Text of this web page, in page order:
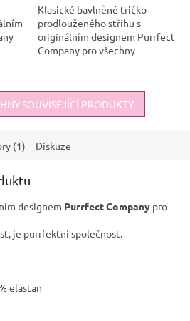
Klasické bavlněné tričko
prodlouženého střihu s
originálním designem Purrfect
Company pro všechny
společnost.
SOUVISEJÍCÍ PRODUKTY
(1) Diskuze
designem Purrfect Company pro
je purrfektní společnost.
elastan